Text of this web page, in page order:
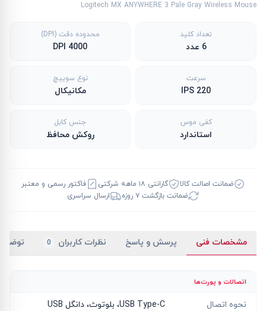
Logitech MX ANYWHERE 3 Pale Gray Wireless Mouse
تعداد کلید
6 عدد
محدوده دقت (DPI)
4000 DPI
سرعت
220 IPS
نوع سوییچ
مکانیکال
کفی موس
استاندارد
جنس کابل
روکش محافظ
ضمانت اصالت کالا گارانتی ۱۸ ماهه شرکتی
فاکتور رسمی و معتبر
ضمانت بازگشت ۷ روزه
ارسال سراسری
مشخصات فنی پرسش و پاسخ نظرات کاربران 0
اتصالات و پورت‌ها
نحوه اتصال USB Type-C، بلوتوث، دانگل USB